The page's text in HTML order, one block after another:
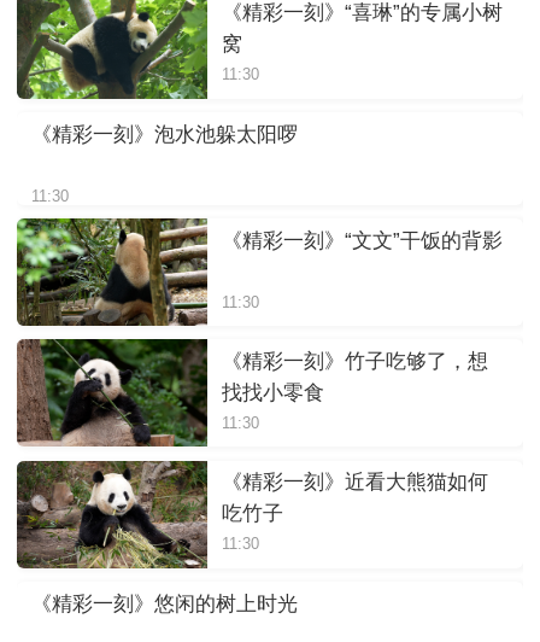
《精彩一刻》“喜琳”的专属小树
窝
11:30
《精彩一刻》泡水池躲太阳啰
11:30
《精彩一刻》“文文”干饭的背影
11:30
《精彩一刻》竹子吃够了，想
找找小零食
11:30
《精彩一刻》近看大熊猫如何
吃竹子
11:30
《精彩一刻》悠闲的树上时光